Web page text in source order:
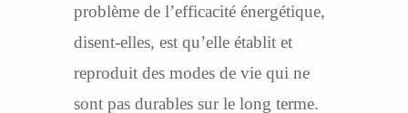
problème de l’efficacité énergétique,
disent-elles, est qu’elle établit et
reproduit des modes de vie qui ne
sont pas durables sur le long terme.